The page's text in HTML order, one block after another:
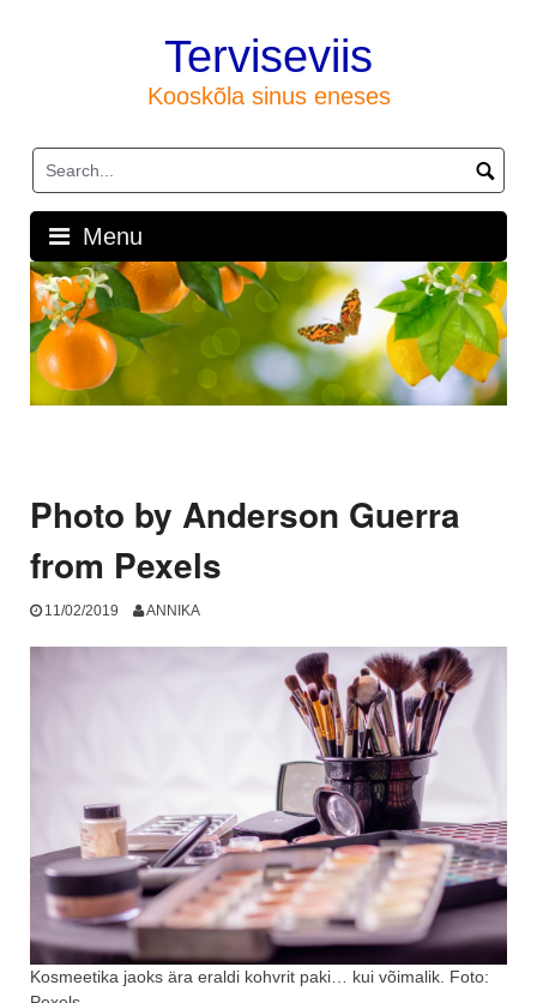
Terviseviis
Kooskõla sinus eneses
Menu
Photo by Anderson Guerra
from Pexels
11/02/2019 ANNIKA
Kosmeetika jaoks ära eraldi kohvrit paki… kui võimalik. Foto: